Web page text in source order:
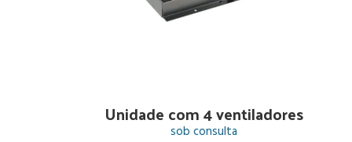
Unidade com 4 ventiladores
sob consulta